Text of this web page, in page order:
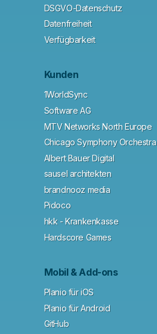
DSGVO-Datenschutz
Datenfreiheit
Verfügbarkeit
Kunden
1WorldSync
Software AG
MTV Networks North Europe
Chicago Symphony Orchestra
Albert Bauer Digital
sausel architekten
brandnooz media
Pidoco
hkk - Krankenkasse
Hardscore Games
Mobil & Add-ons
Planio für iOS
Planio für Android
GitHub